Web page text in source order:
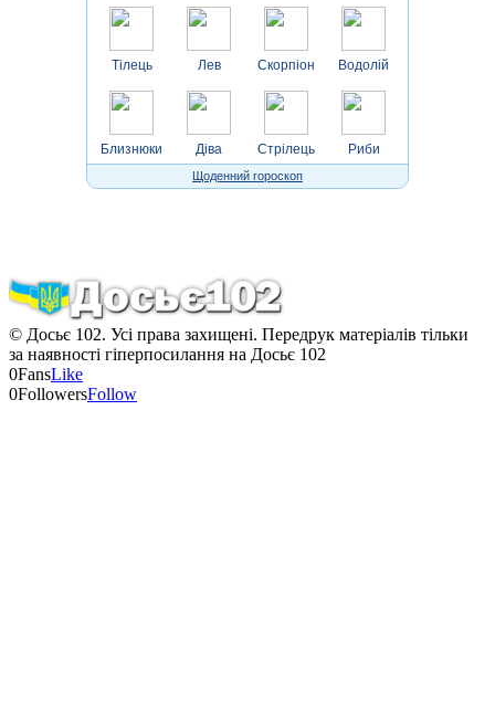
Тілець
Близнюки
Лев
Діва
Скорпіон
Стрілець
Водолій
Риби
Щоденний гороскоп
© Досьє 102. Усі права захищені. Передрук матеріалів тільки
за наявності гіперпосилання на Досьє 102
0FansLike
0FollowersFollow